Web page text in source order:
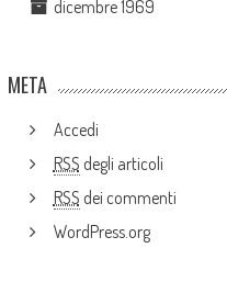
dicembre 1969
META
Accedi
RSS degli articoli
RSS dei commenti
WordPress.org